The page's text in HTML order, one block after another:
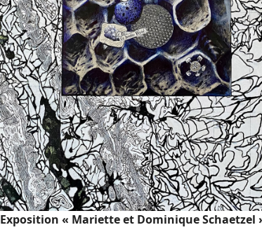
Exposition « Mariette et Dominique Schaetzel